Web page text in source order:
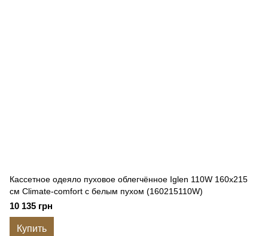
Кассетное одеяло пуховое облегчённое Iglen 110W 160x215
см Climate-comfort с белым пухом (160215110W)
10 135 грн
Купить